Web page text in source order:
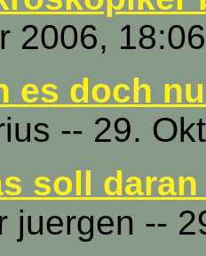
2006,
es doch
-- 29.
soll
juergen --